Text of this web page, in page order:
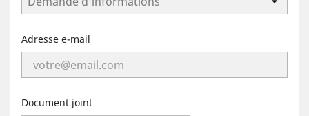
Adresse e-mail
Document joint